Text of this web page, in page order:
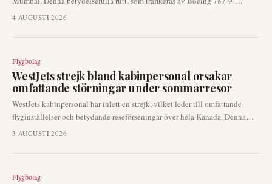
flygplan, markerar en viktig expansion i flygbolagets internationella
4 AUGUSTI 2026
Flygbolag
WestJets strejk bland kabinpersonal orsakar
omfattande störningar under sommarresor
WestJets kabinpersonal har inlett en strejk, vilket leder till omfattande
flyginställelser och betydande reseförseningar över hela Kanada. Denna
arbetsåtgärd påverkar passagerare under högsäsongen för sommarresor,
3 AUGUSTI 2026
Flygbolag